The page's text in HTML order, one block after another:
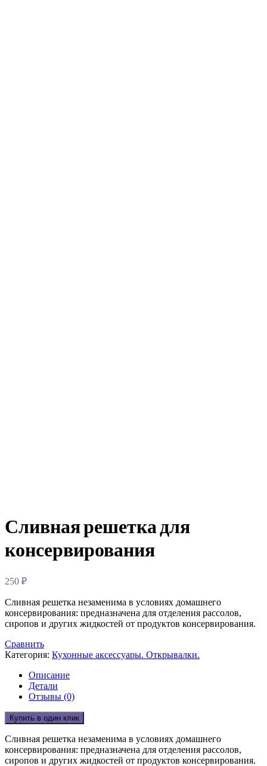
Сливная решетка для
консервирования
250 ₽
Сливная решетка незаменима в условиях домашнего
консервирования: предназначена для отделения рассолов,
сиропов и других жидкостей от продуктов консервирования.
Сравнить
Категория: Кухонные аксессуары. Открывалки.
Описание
Детали
Отзывы (0)
Купить в один клик
Сливная решетка незаменима в условиях домашнего
консервирования: предназначена для отделения рассолов,
сиропов и других жидкостей от продуктов консервирования.